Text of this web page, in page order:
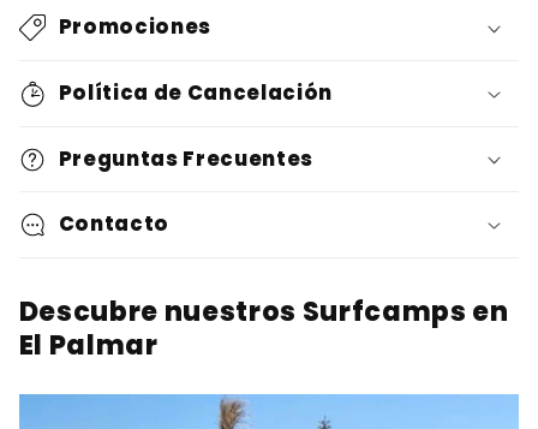
Promociones
Política de Cancelación
Preguntas Frecuentes
Contacto
Descubre nuestros Surfcamps en
El Palmar